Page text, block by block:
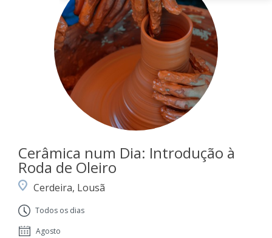
Cerâmica num Dia: Introdução à
Roda de Oleiro
Cerdeira, Lousã
Todos os dias
Agosto